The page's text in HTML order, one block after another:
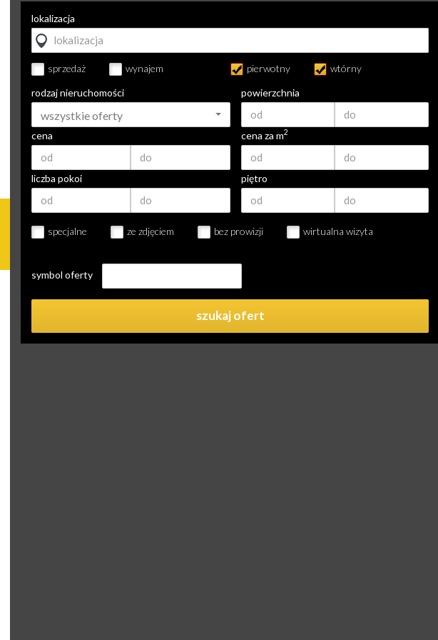
lokalizacja
sprzedaż wynajem pierwotny
wtórny
rodzaj nieruchomości
wszystkie oferty
powierzchnia
cena cena za m2
liczba pokoi piętro
specjalne ze zdjęciem bez prowizji wirtualna wizyta
symbol oferty
szukaj ofert